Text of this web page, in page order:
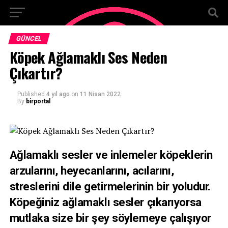
GÜNCEL
Köpek Ağlamaklı Ses Neden
Çıkartır?
Published 4 yıl ago on 11 Nisan 2022
By birportal
Ağlamaklı sesler ve inlemeler köpeklerin
arzularını, heyecanlarını, acılarını,
streslerini dile getirmelerinin bir yoludur.
Köpeğiniz ağlamaklı sesler çıkarıyorsa
mutlaka size bir şey söylemeye çalışıyor